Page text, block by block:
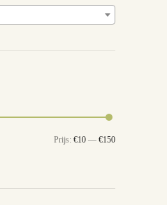
Min.
Max.
Prijs: €10 — €150